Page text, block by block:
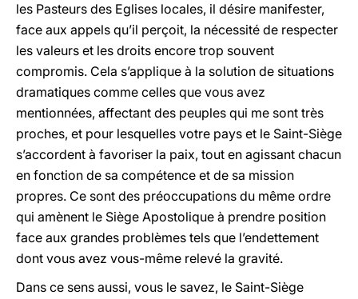
les Pasteurs des Eglises locales, il désire manifester,
face aux appels qu’il perçoit, la nécessité de respecter
les valeurs et les droits encore trop souvent
compromis. Cela s’applique à la solution de situations
dramatiques comme celles que vous avez
mentionnées, affectant des peuples qui me sont très
proches, et pour lesquelles votre pays et le Saint-Siège
s’accordent à favoriser la paix, tout en agissant chacun
en fonction de sa compétence et de sa mission
propres. Ce sont des préoccupations du même ordre
qui amènent le Siège Apostolique à prendre position
face aux grandes problèmes tels que l’endettement
dont vous avez vous-même relevé la gravité.
Dans ce sens aussi, vous le savez, le Saint-Siège